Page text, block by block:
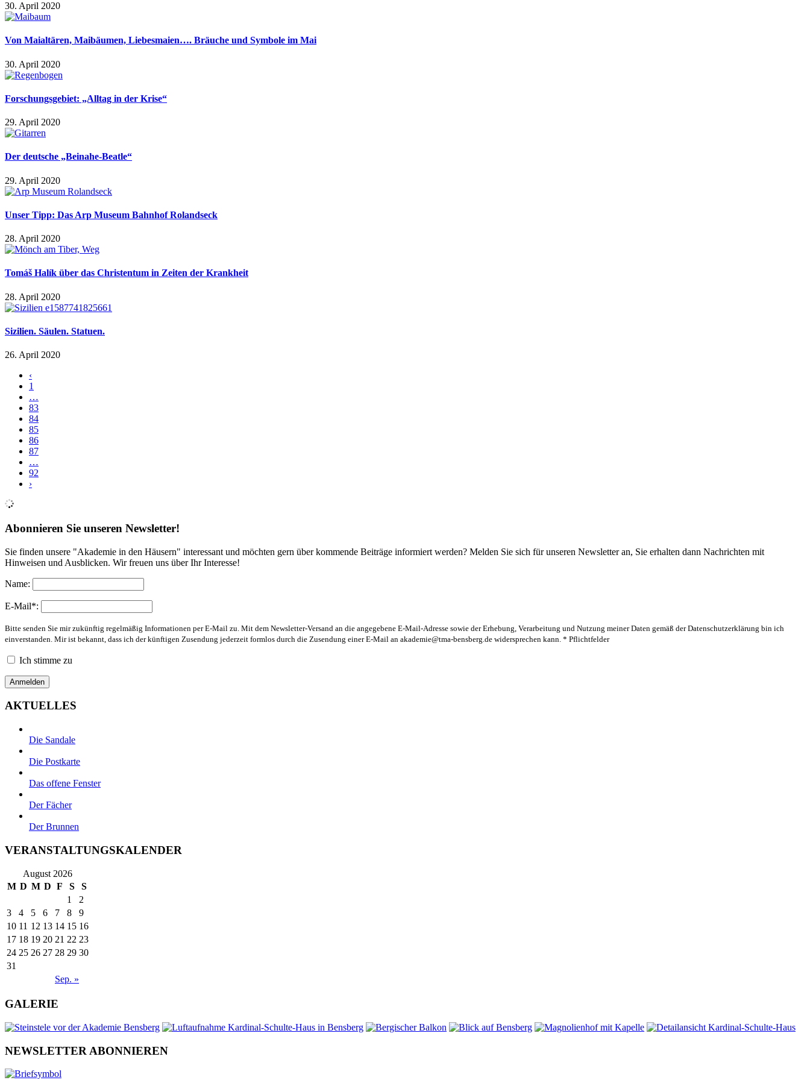
30. April 2020
Von Maialtären, Maibäumen, Liebesmaien…. Bräuche und Symbole im Mai
30. April 2020
Forschungsgebiet: „Alltag in der Krise“
29. April 2020
Der deutsche „Beinahe-Beatle“
29. April 2020
Unser Tipp: Das Arp Museum Bahnhof Rolandseck
28. April 2020
Tomáš Halík über das Christentum in Zeiten der Krankheit
28. April 2020
Sizilien. Säulen. Statuen.
26. April 2020
‹
1
…
83
84
85
86
87
…
92
›
Abonnieren Sie unseren Newsletter!
Sie finden unsere "Akademie in den Häusern" interessant und möchten gern über kommende Beiträge informiert werden? Melden Sie sich für unseren Newsletter an, Sie erhalten dann Nachrichten mit
Hinweisen und Ausblicken. Wir freuen uns über Ihr Interesse!
Name:
E-Mail*:
Bitte senden Sie mir zukünftig regelmäßig Informationen per E-Mail zu. Mit dem Newsletter-Versand an die angegebene E-Mail-Adresse sowie der Erhebung, Verarbeitung und Nutzung meiner Daten gemäß der Datenschutzerklärung bin ich
einverstanden. Mir ist bekannt, dass ich der künftigen Zusendung jederzeit formlos durch die Zusendung einer E-Mail an akademie@tma-bensberg.de widersprechen kann. * Pflichtfelder
Ich stimme zu
AKTUELLES
Die Sandale
Die Postkarte
Das offene Fenster
Der Fächer
Der Brunnen
VERANSTALTUNGSKALENDER
August 2026
M D M D F S S
Sep. »
1
2
3
4 5 6 7 8
9
10 11 12 13 14 15 16
17 18 19 20 21 22 23
24 25 26 27 28 29 30
31
GALERIE
NEWSLETTER ABONNIEREN